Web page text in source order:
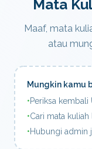
Mata
Maaf, mata
atau
Mungkin kamu
•Periksa kembali
•Cari mata
•Hubungi admin